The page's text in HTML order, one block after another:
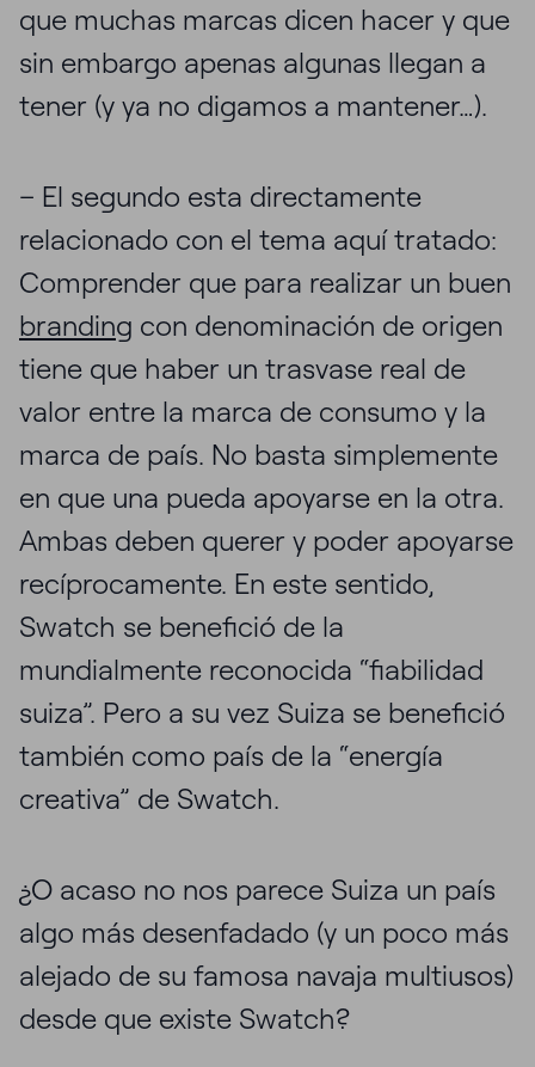
que muchas marcas dicen hacer y que
sin embargo apenas algunas llegan a
tener (y ya no digamos a mantener…).
– El segundo esta directamente
relacionado con el tema aquí tratado:
Comprender que para realizar un buen
branding con denominación de origen
tiene que haber un trasvase real de
valor entre la marca de consumo y la
marca de país. No basta simplemente
en que una pueda apoyarse en la otra.
Ambas deben querer y poder apoyarse
recíprocamente. En este sentido,
Swatch se benefició de la
mundialmente reconocida “fiabilidad
suiza”. Pero a su vez Suiza se benefició
también como país de la “energía
creativa” de Swatch.
¿O acaso no nos parece Suiza un país
algo más desenfadado (y un poco más
alejado de su famosa navaja multiusos)
desde que existe Swatch?